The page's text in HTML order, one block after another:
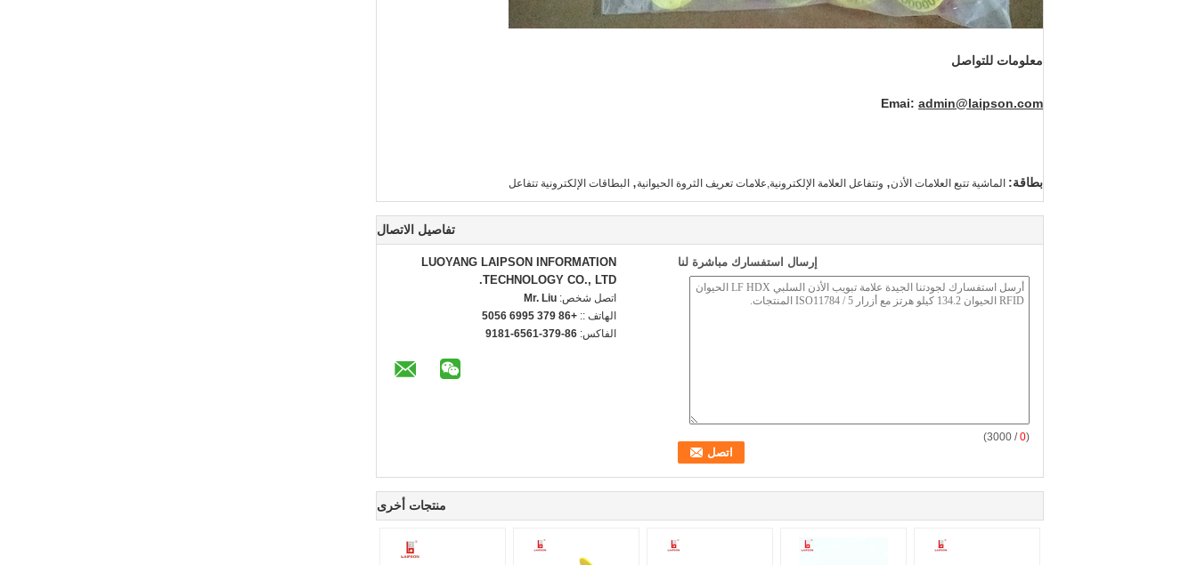
معلومات للتواصل
Emai: admin@laipson.com
بطاقة: الماشية تتبع العلامات الأذن, وتتفاعل العلامة الإلكترونية,علامات تعريف الثروة الحيوانية, البطاقات الإلكترونية تتفاعل
تفاصيل الاتصال
LUOYANG LAIPSON INFORMATION
TECHNOLOGY CO., LTD.
اتصل شخص: Mr. Liu
الهاتف :: +86 379 6995 5056
الفاكس: 86-379-6561-9181
إرسال استفسارك مباشرة لنا
(
0
/ 3000)
منتجات أخرى